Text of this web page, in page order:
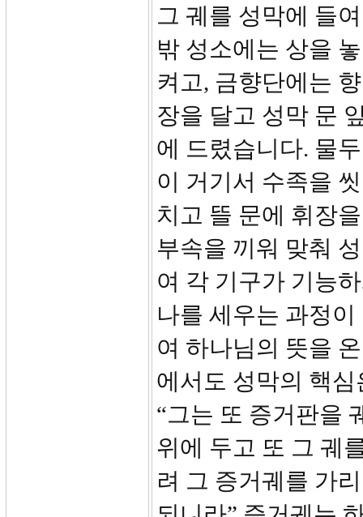
그 궤를 성막에 들
밖 성소에는 상을
켜고, 금향단에는
장을 달고 성막 문
에 드렸습니다. 물
이 거기서 수족을
치고 뜰 문에 휘장
부속을 끼워 맞춰
여 각 기구가 기능
나를 세우는 과정
여 하나님의 뜻을
에서도 성막의 핵
“그는 또 증거판을
위에 두고 또 그 궤
려 그 증거궤를 가